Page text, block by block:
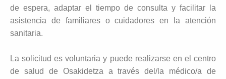
de espera, adaptar el tiempo de consulta y facilitar la
asistencia de familiares o cuidadores en la atención
sanitaria.
La solicitud es voluntaria y puede realizarse en el centro
de salud de Osakidetza a través del/la médico/a de